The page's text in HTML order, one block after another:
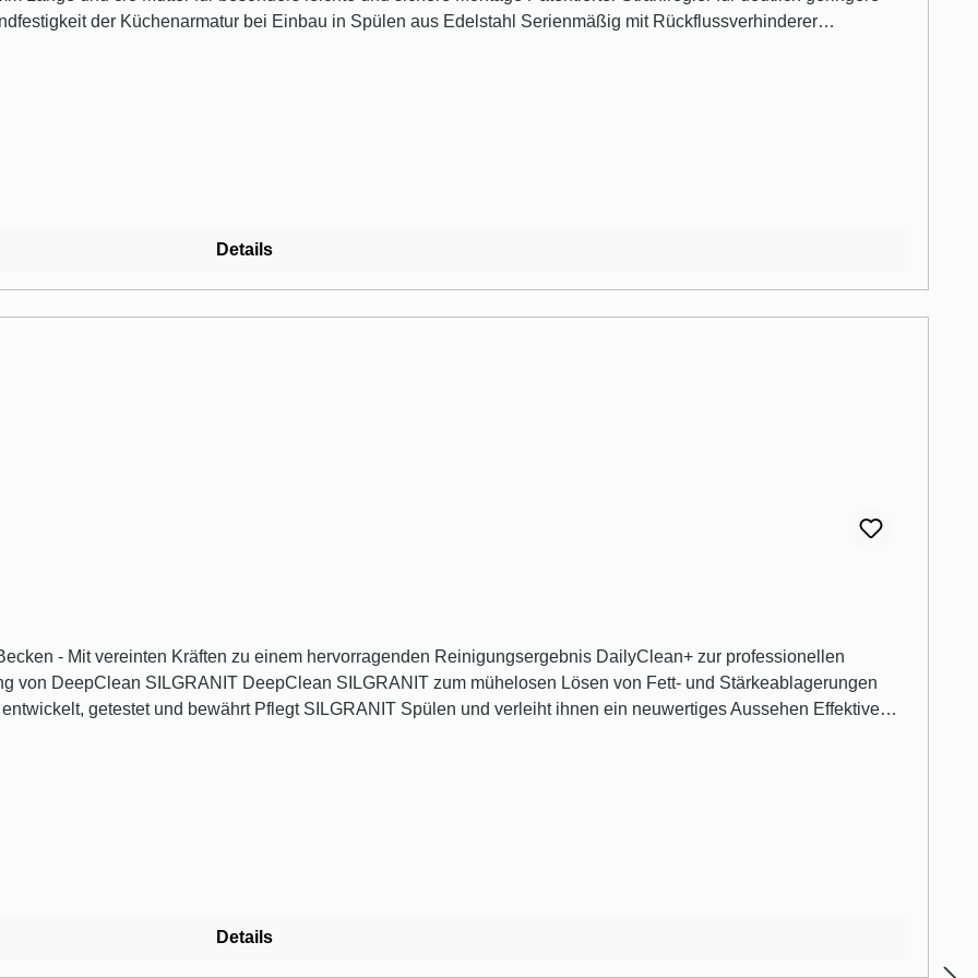
der Küchenarmatur bei Einbau in Spülen aus Edelstahl Serienmäßig mit Rückflussverhinderer
Details
- Mit vereinten Kräften zu einem hervorragenden Reinigungsergebnis DailyClean+ zur professionellen
von DeepClean SILGRANIT DeepClean SILGRANIT zum mühelosen Lösen von Fett- und Stärkeablagerungen
getestet und bewährt Pflegt SILGRANIT Spülen und verleiht ihnen ein neuwertiges Aussehen Effektive
Details